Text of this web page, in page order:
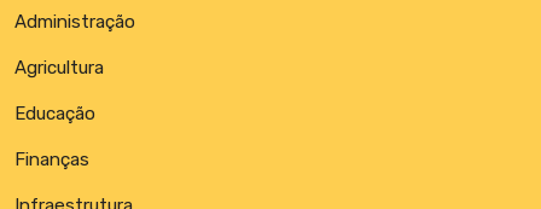
Administração
Agricultura
Educação
Finanças